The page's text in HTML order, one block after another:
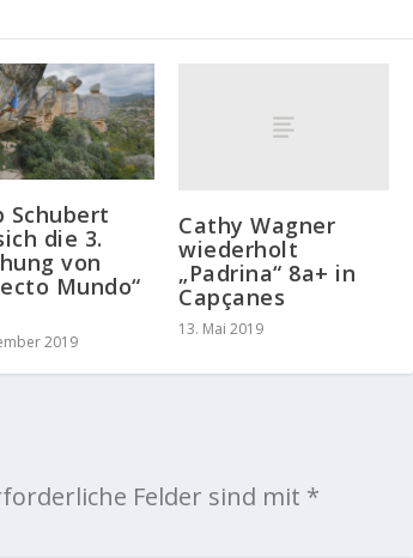
Schubert
die 3.
von
Mundo“
2019
Cathy Wagner
wiederholt
„Padrina“ 8a+ in
Capçanes
13. Mai 2019
Felder sind mit *